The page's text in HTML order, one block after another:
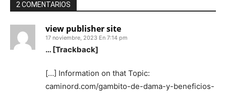
2 COMENTARIOS
view publisher site
17 noviembre, 2023 En 7:14 pm
… [Trackback]
[…] Information on that Topic:
caminord.com/gambito-de-dama-y-beneficios-